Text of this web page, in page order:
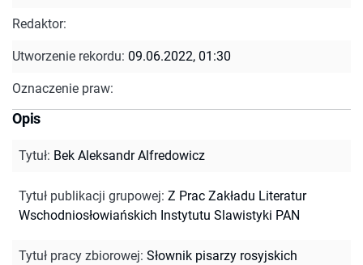
Redaktor:
Utworzenie rekordu: 09.06.2022, 01:30
Oznaczenie praw:
Opis
Tytuł: Bek Aleksandr Alfredowicz
Tytuł publikacji grupowej: Z Prac Zakładu Literatur
Wschodniosłowiańskich Instytutu Slawistyki PAN
Tytuł pracy zbiorowej: Słownik pisarzy rosyjskich